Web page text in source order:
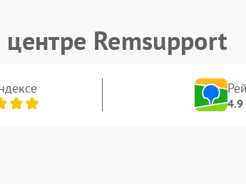
Remsupport
4.9